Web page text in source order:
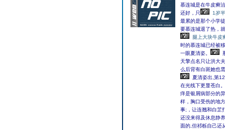
慕连城是在牛皮癣
还好，只
1岁
最累的是那个小学
要慕连城退了热，
腿上大块牛皮
时的慕连城已经被
一眼夏清姿。
天擎点名只让洪大
么后背有白斑她也
夏清姿出,第
在光线下更显苍白。
痒是银屑病部分的
样，胸口受伤的地
事;，让连翘和白芷
还没来得及休息静
面的,但祁栎自己还